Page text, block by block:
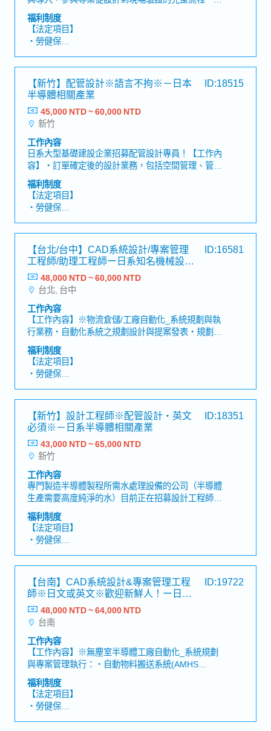
處）
・出差津貼：3000元
・伙食津貼：2300元
・三節禮金
・員工旅行
動化設備之電氣系統規劃與電路圖設計・電氣元件選
型、容量計算與系統配置・控制邏輯設計與程式撰寫
（PLC／HMI…等控制系統）・現場設備測試、調整
與異常分析排除・製作設備相關技術文件（BOM、操
作手冊、設定文件等）※不定期出差(一年數次, 客戶
端之工廠現場或供應商現場)【魅力】・於商品業界
市占率世界第一，可學習到深厚產業知識及接觸客多
間知名企業・公司內部福利制度完善且職涯規劃明
確，可不斷向上成長
福利制度
【法定項目】
・勞健保
・各種休假（特別休假、婚假、喪假、生理假、產檢
假、陪產假、產假、育嬰假）
・退休金
【公司福利】
・年中及年終獎金
・三節禮金/生日禮金/出差津貼
・結婚、生育禮金或各項慰問金
・三天暑假、家庭照顧彈性措施
・完整人事考核與年度調薪制度
・年度健康檢查、每季健康諮詢、定期健康講座
【新竹】配管設計※語言不拘※－日本
半導體相關產業
ID:18515
45,000 NTD ~ 60,000 NTD
新竹
工作內容
日系大型基礎建設企業招募配管設計專員！【工作內
容】・訂單確定後的設計業務，包括空間管理、管線
設計及單元設計・客戶應對與會議洽談、流程圖繪
製、配置設計・設備採購與調度設計、結構設計、現
場施工的技術支援及各類文件製作【魅力】・隨著半
導體需求持續增長，公司營收穩定・可學習日本半導
體相關產業的技術
福利制度
【法定項目】
・勞健保
・各種休假（特別休假、婚假、喪假、生理假、產檢
假、陪產假、產假、育嬰假）
・退休金
【公司福利】
・餐費津貼
・員工旅遊（例：泰國）
・升遷制度
・獎金（一年1次，平均2～3個月左右）
・出差津貼
・員工聚餐
【台北/台中】CAD系統設計/專案管理
工程師/助理工程師ー日系知名機械設備
商
ID:16581
48,000 NTD ~ 60,000 NTD
台北, 台中
工作內容
【工作內容】※物流倉儲/工廠自動化_系統規劃與執
行業務・自動化系統之規劃設計與提案發表・規劃系
統之設計, 評估, 詢價與執行・Layout繪製, 提案書, 規
格書與驗收資料作成・客戶需求檢討, 現場勘查, 執行
問題解決・執行物件之專案管理, 進度, 品質與成本掌
控※國內客戶現場出差(1週1~3日, 當天來回為主)
【魅力】・於商品業界市占率世界第一，可學習到深
厚產業知識及接觸客多間知名企業・公司內部福利制
度完善且職涯規劃明確，可不斷向上成長
福利制度
【法定項目】
・勞健保
・各種休假（特別休假、婚假、喪假、生理假、產檢
假、陪產假、產假、育嬰假）
・退休金
【公司福利】
・年中及年終獎金
・三節禮金/生日禮金/出差津貼
・結婚、生育禮金或各項慰問金
・三天暑假、家庭照顧彈性措施
・完整人事考核與年度調薪制度
・年度健康檢查、每季健康諮詢、定期健康講座
【新竹】設計工程師※配管設計・英文
必須※－日系半導體相關產業
ID:18351
43,000 NTD ~ 65,000 NTD
新竹
工作內容
專門製造半導體製程所需水處理設備的公司（半導體
生產需要高度純淨的水）目前正在招募設計工程師，
負責導入水處理設備過程中的計劃與設計工作。【工
作內容】・接單後進行設計作業・與客戶進行溝通及
會議，負責流程圖、配置設計、管路設計、採購規
劃、結構設計、現場施工技術支援以及各類文件的製
作・未來將擔任交付案件的設計負責人，進行專案管
理【組織】所屬部門：計劃組或設計組部門總人數：
約30人【魅力】・隨著2025年半導體市場需求的成
長，公司業績穩定成長
福利制度
【法定項目】
・勞健保
・各種休假（特別休假、婚假、喪假、生理假、產檢
假、陪產假、產假、育嬰假）
・退休金
【公司福利】
・餐費津貼
・員工旅遊（例：泰國）
・升遷制度
・獎金（一年1次，平均2～3個月左右）
・出差津貼
・員工聚餐
【台南】CAD系統設計&專案管理工程
師※日文或英文※歡迎新鮮人！ー日系
知名機械設備商
ID:19722
48,000 NTD ~ 64,000 NTD
台南
工作內容
【工作內容】※無塵室半導體工廠自動化_系統規劃
與專案管理執行：・自動物料搬送系統(AMHS
Layout)設計製作・Layout繪製、提案書、規格書與
驗收等資料製作・客戶需求檢討、現場勘查(Site
Check)及現場問題對應・使用PPT及Excel製作規格
說明書・簡報及會議資料製作、發表・執行物件之專
案管理, 進度, 品質與成本掌控※平均一個月4~5次(當
福利制度
【法定項目】
・勞健保